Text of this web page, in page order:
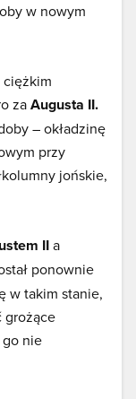
w nowym
ciężkim
zaAugusta II.
– okładzinę
przy
jońskie,
IIa
ponownie
w takim stanie,
grożące
nie